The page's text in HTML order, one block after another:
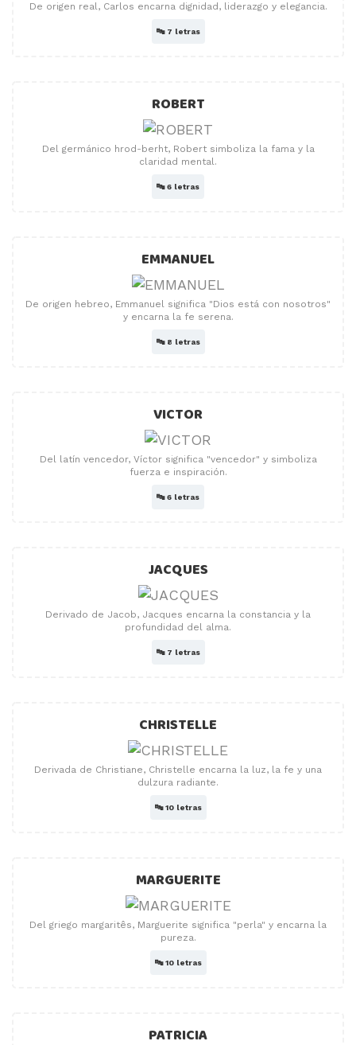
De origen real, Carlos encarna dignidad, liderazgo y elegancia.
🔤 7 letras
ROBERT
Del germánico hrod-berht, Robert simboliza la fama y la
claridad mental.
🔤6 letras
EMMANUEL
De origen hebreo, Emmanuel significa "Dios está con nosotros"
y encarna la fe serena.
🔤 8 letras
VICTOR
Del latín vencedor, Víctor significa "vencedor" y simboliza
fuerza e inspiración.
🔤6 letras
JACQUES
Derivado de Jacob, Jacques encarna la constancia y la
profundidad del alma.
🔤 7 letras
CHRISTELLE
Derivada de Christiane, Christelle encarna la luz, la fe y una
dulzura radiante.
🔤10 letras
MARGUERITE
Del griego margaritês, Marguerite significa "perla" y encarna la
pureza.
🔤10 letras
PATRICIA